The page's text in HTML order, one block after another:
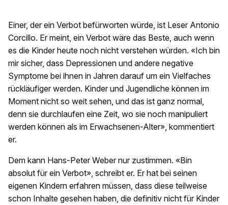
Einer, der ein Verbot befürworten würde, ist Leser Antonio
Corcillo. Er meint, ein Verbot wäre das Beste, auch wenn
es die Kinder heute noch nicht verstehen würden. «Ich bin
mir sicher, dass Depressionen und andere negative
Symptome bei ihnen in Jahren darauf um ein Vielfaches
rückläufiger werden. Kinder und Jugendliche können im
Moment nicht so weit sehen, und das ist ganz normal,
denn sie durchlaufen eine Zeit, wo sie noch manipuliert
werden können als im Erwachsenen-Alter», kommentiert
er.
Dem kann Hans-Peter Weber nur zustimmen. «Bin
absolut für ein Verbot», schreibt er. Er hat bei seinen
eigenen Kindern erfahren müssen, dass diese teilweise
schon Inhalte gesehen haben, die definitiv nicht für Kinder